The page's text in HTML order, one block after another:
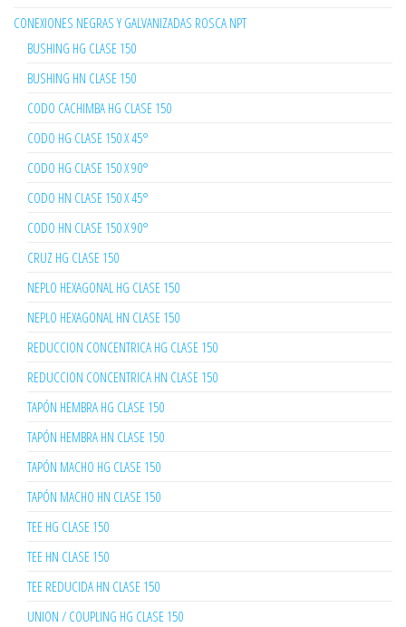
CONEXIONES NEGRAS Y GALVANIZADAS ROSCA NPT
BUSHING HG CLASE 150
BUSHING HN CLASE 150
CODO CACHIMBA HG CLASE 150
CODO HG CLASE 150 X 45°
CODO HG CLASE 150 X 90°
CODO HN CLASE 150 X 45°
CODO HN CLASE 150 X 90°
CRUZ HG CLASE 150
NEPLO HEXAGONAL HG CLASE 150
NEPLO HEXAGONAL HN CLASE 150
REDUCCION CONCENTRICA HG CLASE 150
REDUCCION CONCENTRICA HN CLASE 150
TAPÓN HEMBRA HG CLASE 150
TAPÓN HEMBRA HN CLASE 150
TAPÓN MACHO HG CLASE 150
TAPÓN MACHO HN CLASE 150
TEE HG CLASE 150
TEE HN CLASE 150
TEE REDUCIDA HN CLASE 150
UNION / COUPLING HG CLASE 150